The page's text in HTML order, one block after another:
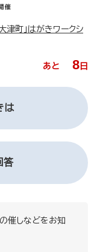
津町」はがきワークシ
あと 8日
は
答
催しなどをお知